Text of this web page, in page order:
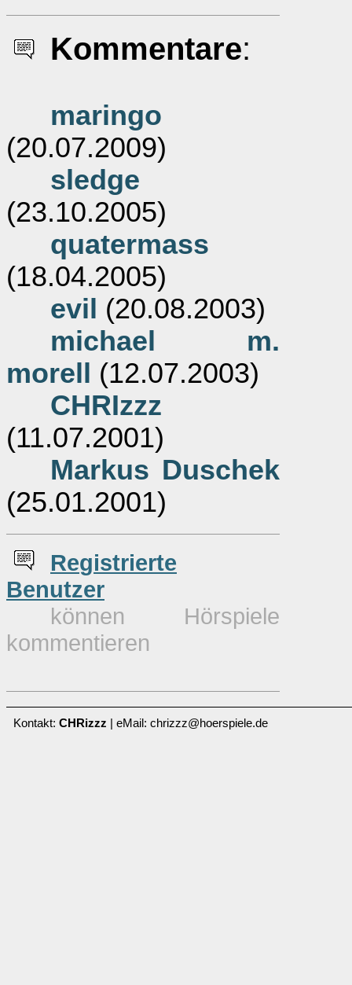
Kommentare:
maringo
(20.07.2009)
sledge
(23.10.2005)
quatermass
(18.04.2005)
evil (20.08.2003)
michael m.
morell
(12.07.2003)
CHRIzzz
(11.07.2001)
Markus Duschek
(25.01.2001)
Registrierte
Benutzer
können Hörspiele
kommentieren
Kontakt: CHRizzz | eMail: chrizzz@hoerspiele.de